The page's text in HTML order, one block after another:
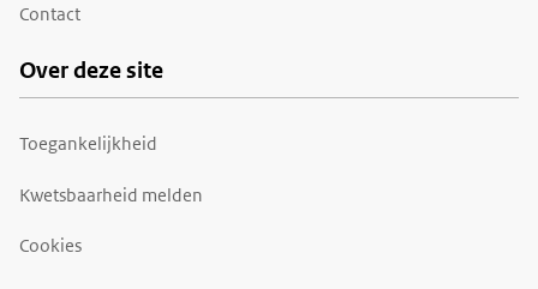
Contact
Over deze site
Toegankelijkheid
Kwetsbaarheid melden
Cookies